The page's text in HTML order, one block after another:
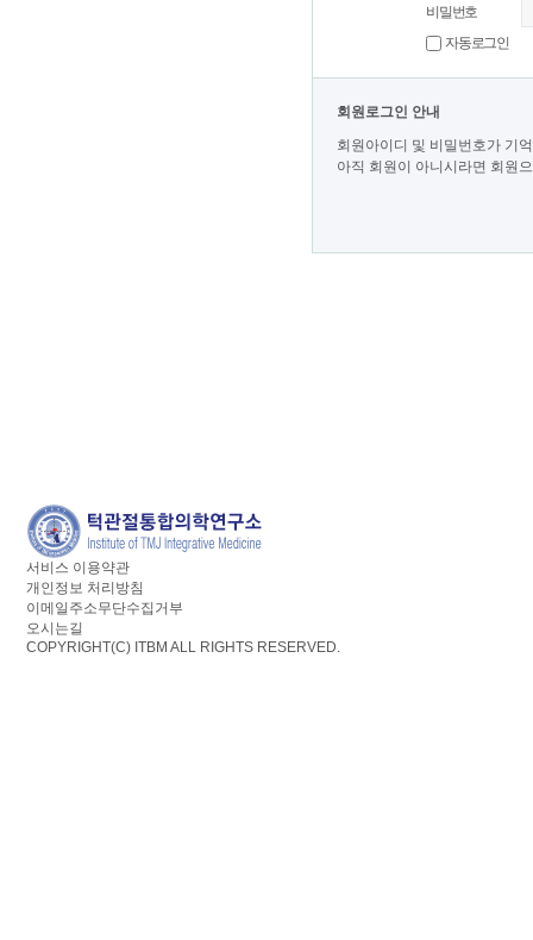
비밀번호
자동로그인
회원로그인 안내
회원아이디 및 비밀번호가 기
아직 회원이 아니시라면 회원
서비스 이용약관
개인정보 처리방침
이메일주소무단수집거부
오시는길
COPYRIGHT(C) ITBM ALL RIGHTS RESERVED.